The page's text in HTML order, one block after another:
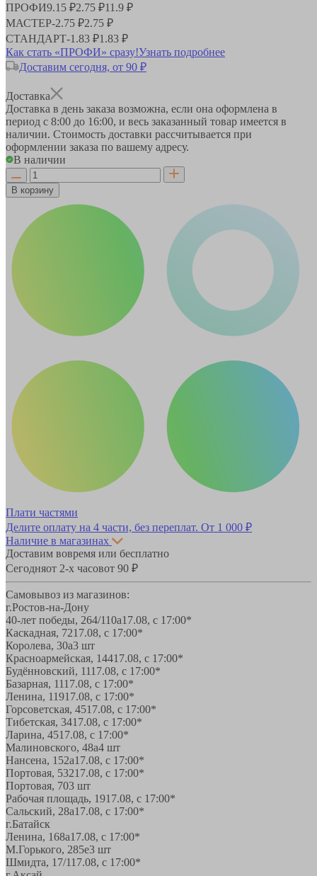
ПРОФИ9.15 ₽2.75 ₽11.9 ₽
МАСТЕР-2.75 ₽2.75 ₽
СТАНДАРТ-1.83 ₽1.83 ₽
Как стать «ПРОФИ» сразу!Узнать подробнее
Доставим сегодня, от 90 ₽
Доставка
Доставка в день заказа возможна, если она оформлена в
период с 8:00 до 16:00, и весь заказанный товар имеется в
наличии. Стоимость доставки рассчитывается при
оформлении заказа по вашему адресу.
В наличии
В корзину
Плати частями
Делите оплату на 4 части, без переплат. От 1 000 ₽
Наличие в магазинах
Доставим вовремя или бесплатно
Сегодняот 2-х часовот 90 ₽
Самовывоз из магазинов:
г.Ростов-на-Дону
40-лет победы, 264/110а17.08, с 17:00*
Каскадная, 7217.08, с 17:00*
Королева, 30а3 шт
Красноармейская, 14417.08, с 17:00*
Будённовский, 1117.08, с 17:00*
Базарная, 1117.08, с 17:00*
Ленина, 11917.08, с 17:00*
Горсоветская, 4517.08, с 17:00*
Тибетская, 3417.08, с 17:00*
Ларина, 4517.08, с 17:00*
Малиновского, 48а4 шт
Нансена, 152а17.08, с 17:00*
Портовая, 53217.08, с 17:00*
Портовая, 703 шт
Рабочая площадь, 1917.08, с 17:00*
Сальский, 28a17.08, с 17:00*
г.Батайск
Ленина, 168а17.08, с 17:00*
М.Горького, 285е3 шт
Шмидта, 17/117.08, с 17:00*